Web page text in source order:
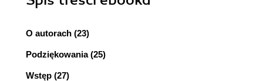
O autorach (23)
Podziękowania (25)
Wstęp (27)